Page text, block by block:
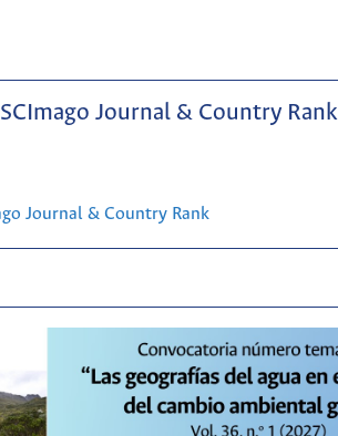
SCImago Journal & Country Rank